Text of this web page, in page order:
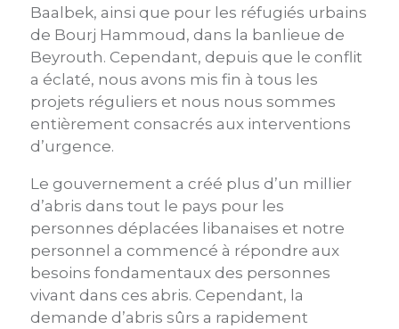
Baalbek, ainsi que pour les réfugiés urbains
de Bourj Hammoud, dans la banlieue de
Beyrouth. Cependant, depuis que le conflit
a éclaté, nous avons mis fin à tous les
projets réguliers et nous nous sommes
entièrement consacrés aux interventions
d’urgence.
Le gouvernement a créé plus d’un millier
d’abris dans tout le pays pour les
personnes déplacées libanaises et notre
personnel a commencé à répondre aux
besoins fondamentaux des personnes
vivant dans ces abris. Cependant, la
demande d’abris sûrs a rapidement